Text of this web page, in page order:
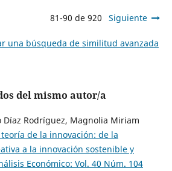
81-90 de 920 Siguiente
una búsqueda de similitud avanzada
del mismo autor/a
Díaz Rodríguez, Magnolia Miriam
teoría de la innovación: de la
a la innovación sostenible y
Económico: Vol. 40 Núm. 104